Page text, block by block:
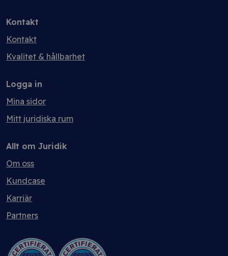
Kontakt
Kontakt
Kvalitet & hållbarhet
Logga in
Mina sidor
Mitt juridiska rum
Allt om Juridik
Om oss
Kundcase
Karriär
Partners